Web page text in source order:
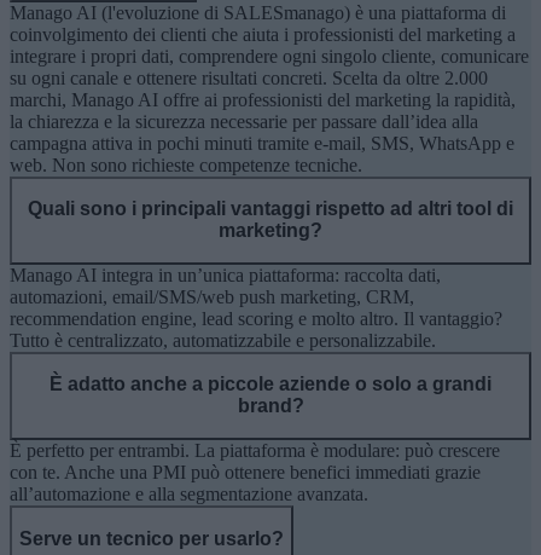
Manago AI (l'evoluzione di SALESmanago) è una piattaforma di
coinvolgimento dei clienti che aiuta i professionisti del marketing a
integrare i propri dati, comprendere ogni singolo cliente, comunicare
su ogni canale e ottenere risultati concreti. Scelta da oltre 2.000
marchi, Manago AI offre ai professionisti del marketing la rapidità,
la chiarezza e la sicurezza necessarie per passare dall’idea alla
campagna attiva in pochi minuti tramite e-mail, SMS, WhatsApp e
web. Non sono richieste competenze tecniche.
Quali sono i principali vantaggi rispetto ad altri tool di
marketing?
Manago AI integra in un’unica piattaforma: raccolta dati,
automazioni, email/SMS/web push marketing, CRM,
recommendation engine, lead scoring e molto altro. Il vantaggio?
Tutto è centralizzato, automatizzabile e personalizzabile.
È adatto anche a piccole aziende o solo a grandi
brand?
È perfetto per entrambi. La piattaforma è modulare: può crescere
con te. Anche una PMI può ottenere benefici immediati grazie
all’automazione e alla segmentazione avanzata.
Serve un tecnico per usarlo?